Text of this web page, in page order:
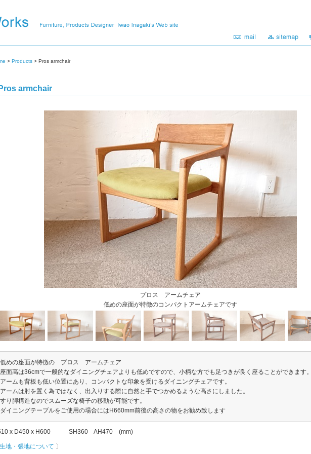
> Products > Pros armchair
armchair
プロス アームチェア
低めの座面が特徴のコンパクトアームチェアです
低めの座面が特徴の プロス アームチェア
座面高は36cmで一般的なダイニングチェアよりも低めですので、小柄な方でも足つきが良く座ることができます。
アームも背板も低い位置にあり、コンパクトな印象を受けるダイニングチェアです。
アームは肘を置く為ではなく、出入りする際に自然と手でつかめるような高さにしました。
すり脚構造なのでスムーズな椅子の移動が可能です。
ダイニングテーブルをご使用の場合にはH660mm前後の高さの物をお勧め致します
x D450 x H600 SH360 AH470 (mm)
生地・張地について 〕